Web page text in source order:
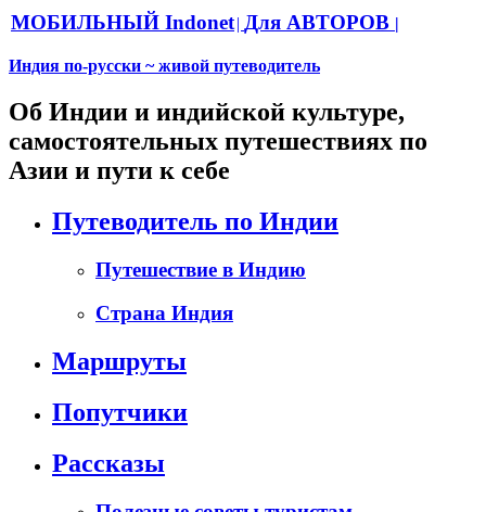
МОБИЛЬНЫЙ Indonet| Для АВТОРОВ |
Индия по-русски ~ живой путеводитель
Об Индии и индийской культуре,
самостоятельных путешествиях по
Азии и пути к себе
Путеводитель по Индии
Путешествие в Индию
Страна Индия
Маршруты
Попутчики
Рассказы